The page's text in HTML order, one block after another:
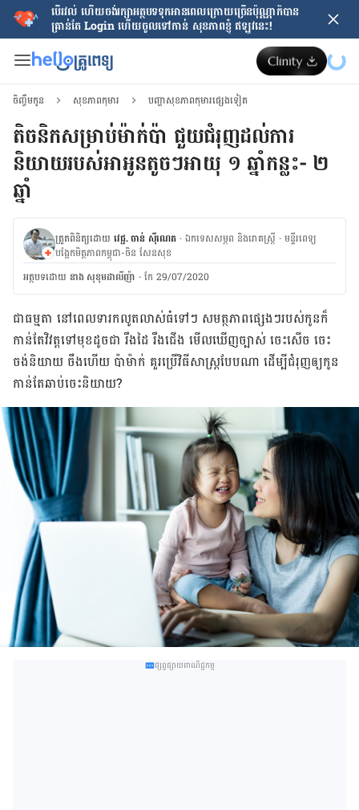
បើរវល់ ហើយចង់​រក្សាអត្ថបទទុកអានពេលក្រោយ​ច្រើនប៉ុណ្ណាក៏បាន
គ្រាន់តែ​ Login ហើយចូលទៅកាន់ សុខភាពខ្ញុំ ឥឡូវនេះ!
ចិញ្ចឹមកូន សុខភាពកុមារ បញ្ហាសុខភាពកុមារផ្សេងទៀត
តិចនិកសម្រាប់ម៉ាក់ប៉ា ជួយជំរុញដល់ការ
និយាយរបស់អាអូនតូចៗអាយុ ១ ឆ្នាំកន្លះ- ២
ឆ្នាំ
ត្រួតពិនិត្យដោយ វេជ្ជ. ចាន់ ស៊ីណេត ·ឯកទេសសម្ភព និងរោគស្ត្រី ·ម​ន្ទីរពេទ្យ
បង្អែកមិត្តភាពកម្ពុជា-ចិន សែនសុខ
អត្ថបទ​ដោយ នាង សុខុមដាលីញ៉ា ·កែ 29/07/2020
ជា​ធម្មតា នៅ​ពេល​​ទារក​លូតលាស់​ធំ​ទៅ​ៗ សមត្ថភាព​ផ្សេងៗ​របស់​កូន​ក៏​
កាន់​តែ​វិវត្ត​ទៅ​មុខ​ដូច​ជា រឹង​ដៃ រឹង​ជើង មើល​ឃើញ​ច្បាស់ ចេះ​សើច ចេះ​
ចង់​និយាយ ចឹង​ហើយ ប៉ា​ម៉ាក់ គួរ​ប្រើ​វិធីសាស្ត្រ​បែប​ណា ដើម្បី​ជំរុញ​ឲ្យ​កូន​
កាន់​តែ​ឆាប់​ចេះ​និយាយ?
ផ្សព្វផ្សាយពាណិជ្ជកម្ម